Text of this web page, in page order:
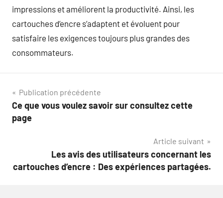
impressions et améliorent la productivité. Ainsi, les
cartouches d’encre s’adaptent et évoluent pour
satisfaire les exigences toujours plus grandes des
consommateurs.
Navigation
de
Publication précédente
Ce que vous voulez savoir sur consultez cette
page
Article suivant
Les avis des utilisateurs concernant les
cartouches d’encre : Des expériences partagées.